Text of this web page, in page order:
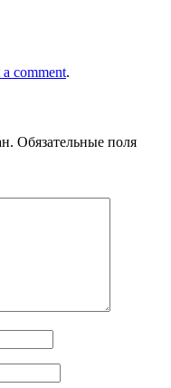
a comment.
Обязательные поля